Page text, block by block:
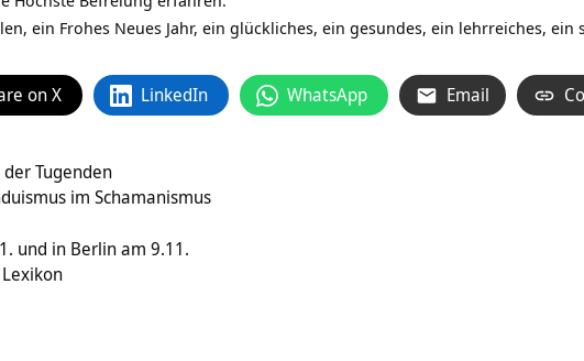
ein Frohes Neues Jahr, ein glückliches, ein gesundes, ein lehrreiches, ein
on X LinkedIn WhatsApp Email
Tugenden
im Schamanismus
und in Berlin am 9.11.